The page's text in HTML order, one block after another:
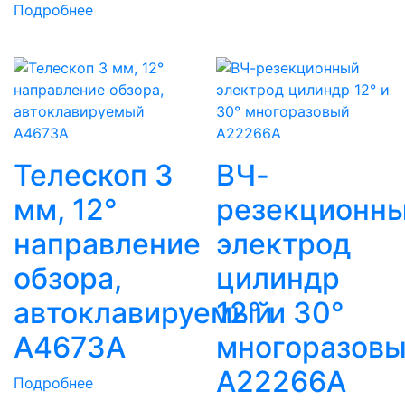
Подробнее
Телескоп 3
мм, 12°
направление
обзора,
автоклавируемый
A4673A
Подробнее
ВЧ-
электрод
цилиндр
12° и 30°
A22266A